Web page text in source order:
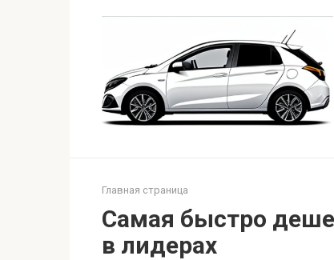
Главная страница
Самая быстро
в лидерах